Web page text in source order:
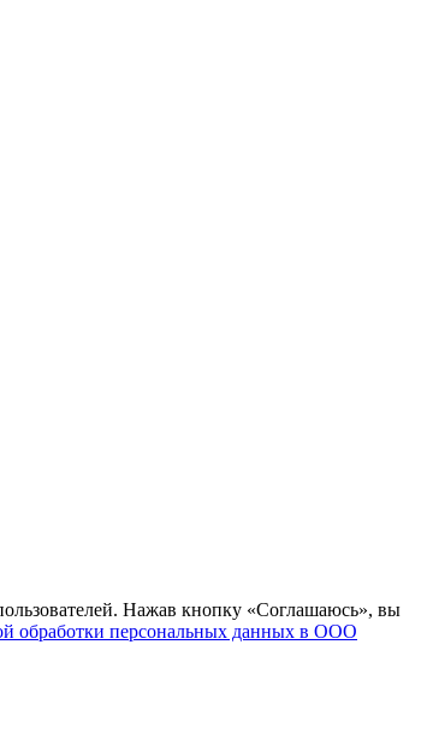
Нажав кнопку «Соглашаюсь», вы
обработки персональных данных в ООО